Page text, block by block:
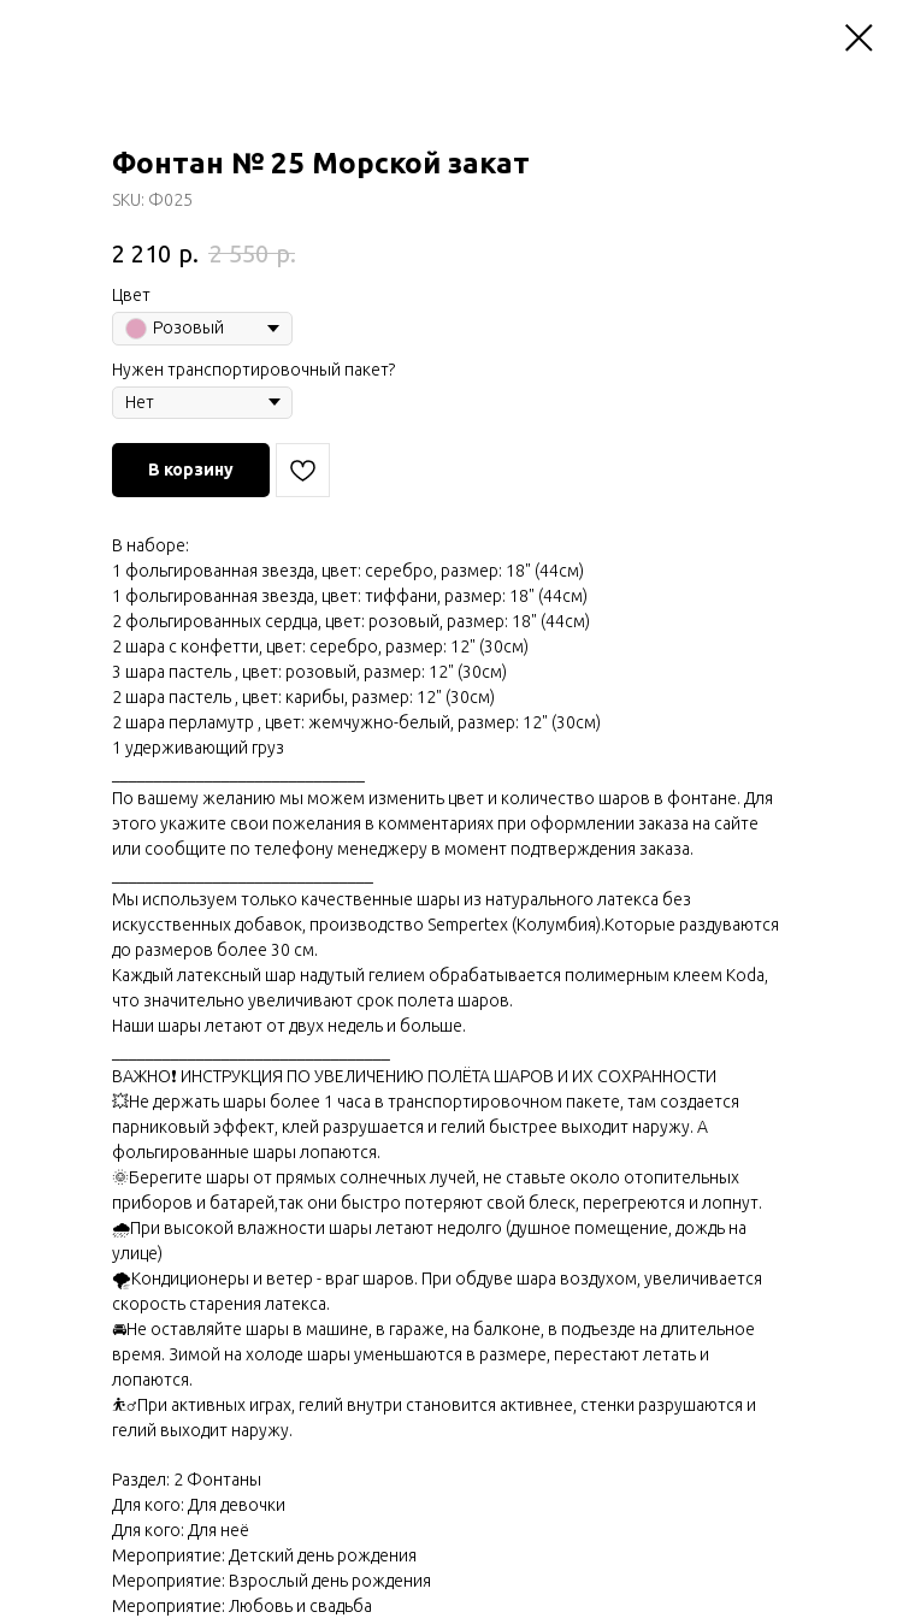
Фонтан № 25 Морской закат
SKU: Ф025
2 210 р. 2 550 р.
Цвет
Розовый
Нужен транспортировочный пакет?
В корзину
В наборе:
1 фольгированная звезда, цвет: серебро, размер: 18" (44см)
1 фольгированная звезда, цвет: тиффани, размер: 18" (44см)
2 фольгированных сердца, цвет: розовый, размер: 18" (44см)
2 шара с конфетти, цвет: серебро, размер: 12" (30см)
3 шара пастель , цвет: розовый, размер: 12" (30см)
2 шара пастель , цвет: карибы, размер: 12" (30см)
2 шара перламутр , цвет: жемчужно-белый, размер: 12" (30см)
1 удерживающий груз
По вашему желанию мы можем изменить цвет и количество шаров в фонтане. Для
этого укажите свои пожелания в комментариях при оформлении заказа на сайте
или сообщите по телефону менеджеру в момент подтверждения заказа.
Мы используем только качественные шары из натурального латекса без
искусственных добавок, производство Sempertex (Колумбия).Которые раздуваются
до размеров более 30 см.
Каждый латексный шар надутый гелием обрабатывается полимерным клеем Koda,
что значительно увеличивают срок полета шаров.
Наши шары летают от двух недель и больше.
ВАЖНО❗ ИНСТРУКЦИЯ ПО УВЕЛИЧЕНИЮ ПОЛЁТА ШАРОВ И ИХ СОХРАННОСТИ
💥Не держать шары более 1 часа в транспортировочном пакете, там создается
парниковый эффект, клей разрушается и гелий быстрее выходит наружу. А
фольгированные шары лопаются.
🌞Берегите шары от прямых солнечных лучей, не ставьте около отопительных
приборов и батарей,так они быстро потеряют свой блеск, перегреются и лопнут.
🌧️При высокой влажности шары летают недолго (душное помещение, дождь на
улице)
🌪️Кондиционеры и ветер - враг шаров. При обдуве шара воздухом, увеличивается
скорость старения латекса.
🚘Не оставляйте шары в машине, в гараже, на балконе, в подъезде на длительное
время. Зимой на холоде шары уменьшаются в размере, перестают летать и
лопаются.
⛹️‍♂️При активных играх, гелий внутри становится активнее, стенки разрушаются и
гелий выходит наружу.
Раздел: 2 Фонтаны
Для кого: Для девочки
Для кого: Для неё
Мероприятие: Детский день рождения
Мероприятие: Взрослый день рождения
Мероприятие: Любовь и свадьба